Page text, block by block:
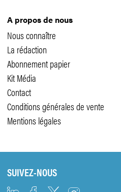
A propos de nous
Nous connaître
La rédaction
Abonnement papier
Kit Média
Contact
Conditions générales de vente
Mentions légales
SUIVEZ-NOUS